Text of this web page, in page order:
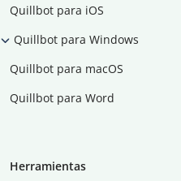
Quillbot para iOS
Quillbot para Windows
Quillbot para macOS
Quillbot para Word
Herramientas